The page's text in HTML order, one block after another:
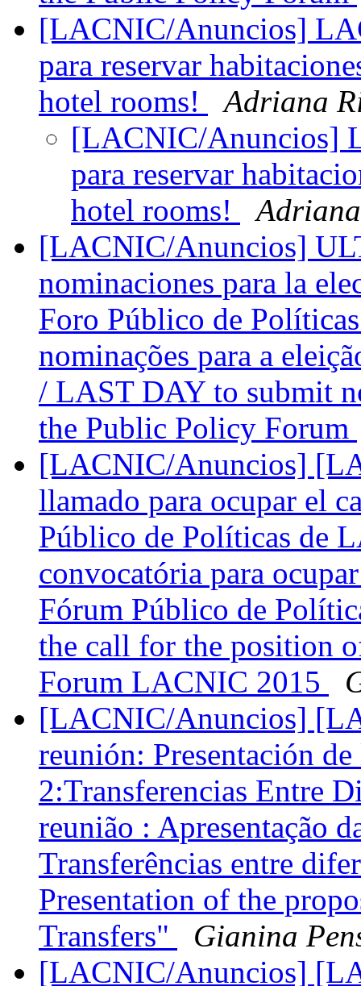
[LACNIC/Anuncios]
para reservar
hotel rooms!
Adriana
[LACNIC/Anuncios]
para reservar
hotel rooms!
[LACNIC/Anuncios]
nominaciones para la
Foro Público de
nominações para a
/ LAST DAY to submit
the Public Policy Forum
[LACNIC/Anuncios]
llamado para ocupar el
Público de Políticas de
convocatória para
Fórum Público de
the call for the position
Forum LACNIC 2015
[LACNIC/Anuncios]
reunión: Presentación
2:Transferencias Entre
reunião : Apresentação
Transferências entre
Presentation of the
Transfers"
Gianina
[LACNIC/Anuncios]